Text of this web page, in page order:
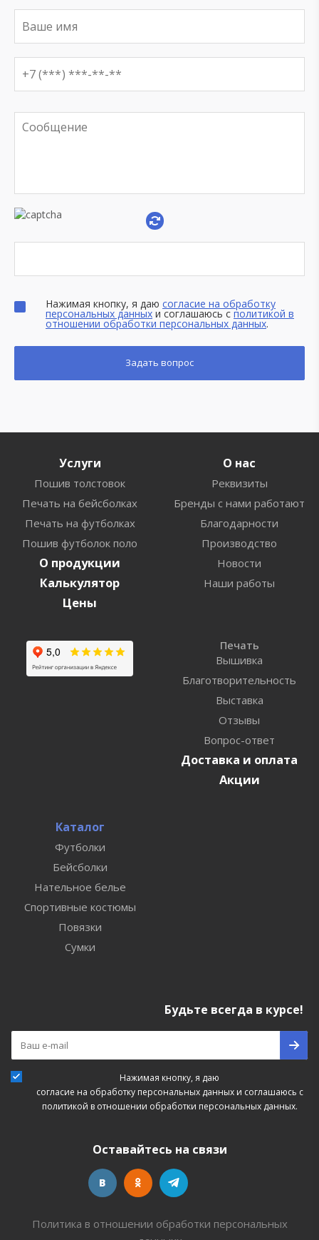
Нажимая кнопку, я даю согласие на обработку
персональных данных и соглашаюсь с политикой в
отношении обработки персональных данных.
Услуги
Пошив толстовок
Печать на бейсболках
Печать на футболках
Пошив футболок поло
О продукции
Калькулятор
Цены
О нас
Реквизиты
Бренды с нами работают
Благодарности
Производство
Новости
Наши работы
Печать
Вышивка
Благотворительность
Выставка
Отзывы
Вопрос-ответ
Доставка и оплата
Акции
Каталог
Футболки
Бейсболки
Нательное белье
Спортивные костюмы
Повязки
Сумки
Будьте всегда в курсе!
Нажимая кнопку, я даю
согласие на обработку персональных данныхи соглашаюсь с
политикой в отношении обработки персональных данных.
Оставайтесь на связи
Политика в отношении обработки персональных